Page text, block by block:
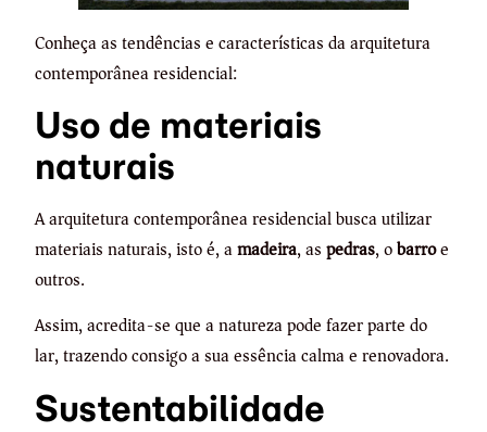
Conheça as tendências e características da arquitetura
contemporânea residencial:
Uso de materiais
naturais
A arquitetura contemporânea residencial busca utilizar
materiais naturais, isto é, amadeira, aspedras, obarroe
outros.
Assim, acredita-se que a natureza pode fazer parte do
lar, trazendo consigo a sua essência calma e renovadora.
Sustentabilidade